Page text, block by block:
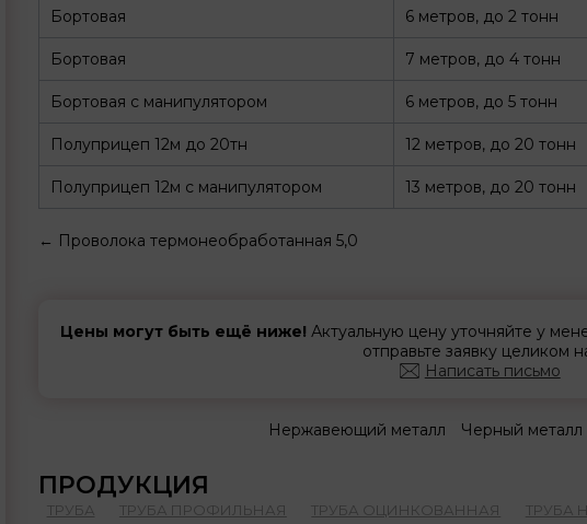
Бортовая 6 метров, до 2 тонн
Бортовая 7 метров, до 4 тонн
Бортовая с манипулятором 6 метров, до 5 тонн
Полуприцеп 12м до 20тн 12 метров, до 20 тонн
Полуприцеп 12м с манипулятором 13 метров, до 20 тонн
← Проволока термонеобработанная 5,0
Цены могут быть ещё ниже! Актуальную цену уточняйте у
отправьте заявку целиком
Написать письмо
Нержавеющий металл Черный металл
ПРОДУКЦИЯ
ТРУБА ТРУБА ПРОФИЛЬНАЯ ТРУБА ОЦИНКОВАННАЯ
ТРУБА